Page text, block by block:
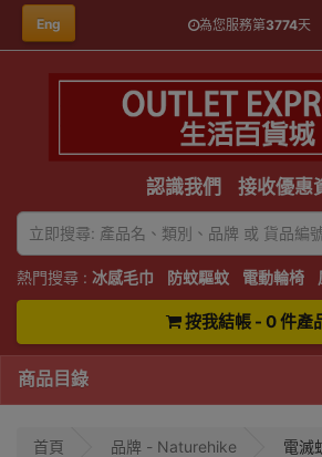
Eng 為您服務第3774天
認識我們 接收優惠
熱門搜尋 : 冰感毛巾 防蚊驅蚊 電動輪椅
按我結帳 - 0 件產
商品目錄
首頁 品牌 - Naturehike 電滅